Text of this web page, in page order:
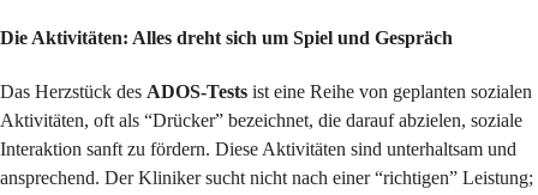
Die Aktivitäten: Alles dreht sich um Spiel und Gespräch
Das Herzstück des ADOS-Tests ist eine Reihe von geplanten sozialen
Aktivitäten, oft als “Drücker” bezeichnet, die darauf abzielen, soziale
Interaktion sanft zu fördern. Diese Aktivitäten sind unterhaltsam und
ansprechend. Der Kliniker sucht nicht nach einer “richtigen” Leistung;